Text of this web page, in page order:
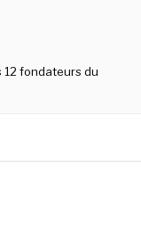
12 fondateurs du